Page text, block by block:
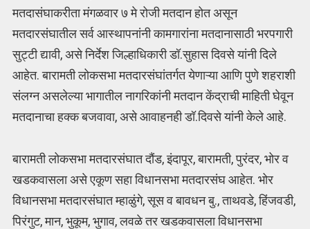
मतदासंघाकरीता मंगळवार ७ मे रोजी मतदान होत असून
मतदारसंघातील सर्व आस्थापनांनी कामगारांना मतदानासाठी भरपगारी
सुट्टी द्यावी, असे निर्देश जिल्हाधिकारी डॉ.सुहास दिवसे यांनी दिले
आहेत. बारामती लोकसभा मतदारसंघांतर्गत येणाऱ्या आणि पुणे शहराशी
संलग्न असलेल्या भागातील नागरिकांनी मतदान केंद्राची माहिती घेवून
मतदानाचा हक्क बजवावा, असे आवाहनही डॉ.दिवसे यांनी केले आहे.
बारामती लोकसभा मतदारसंघात दौंड, इंदापूर, बारामती, पुरंदर, भोर व
खडकवासला असे एकूण सहा विधानसभा मतदारसंघ आहेत. भोर
विधानसभा मतदारसंघात म्हाळुंगे, सूस व बावधन बु., ताथवडे, हिंजवडी,
पिरंगुट, मान, भुकूम, भुगाव, लवळे तर खडकवासला विधानसभा